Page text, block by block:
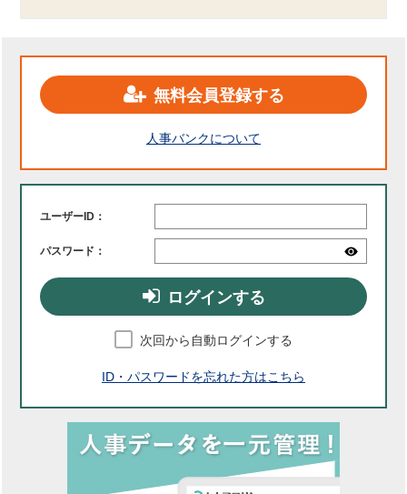
無料会員登録する
人事バンクについて
ユーザーID：
パスワード：
ログインする
次回から自動ログインする
ID・パスワードを忘れた方はこちら